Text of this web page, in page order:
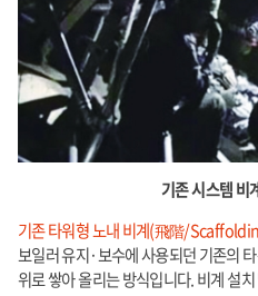
기존 시스템 비
기존 타워형 노내 비계(飛階/
보일러 유지·보수에 사용되던 기존의
위로 쌓아 올리는 방식입니다. 비계 설